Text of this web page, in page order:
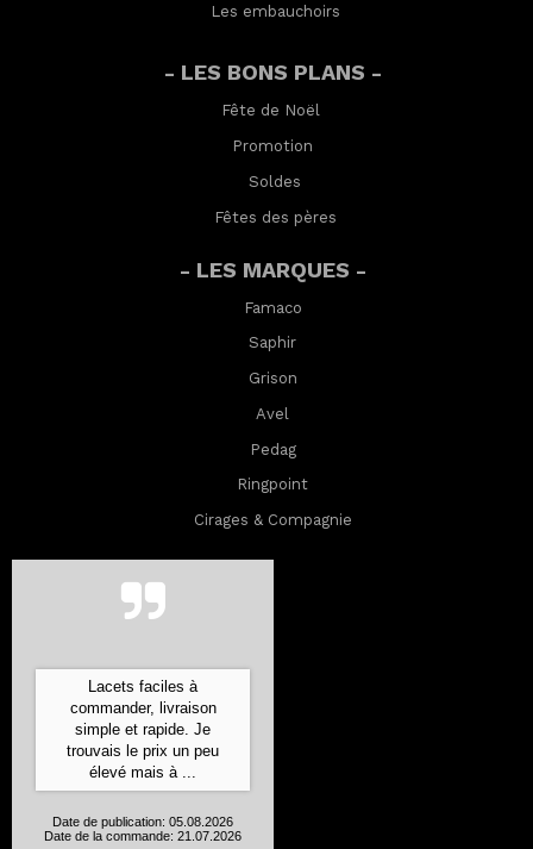
Les embauchoirs
- LES BONS PLANS -
Fête de Noël
Promotion
Soldes
Fêtes des pères
- LES MARQUES -
Famaco
Saphir
Grison
Avel
Pedag
Ringpoint
Cirages & Compagnie
Lacets faciles à
commander, livraison
simple et rapide. Je
trouvais le prix un peu
élevé mais à ...
Date de publication: 05.08.2026
Date de la commande: 21.07.2026